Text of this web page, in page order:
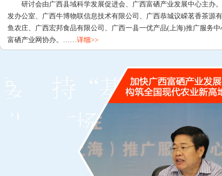
研讨会由广西县域科学发展促进会、广西富硒产业发展中心主办
发办公室、广西牛博物联信息技术有限公司、广西恭城议嵘茗香茶源
鱼农庄、广西宏邦食品有限公司、广西一县一优产品(上海)推广服务
富硒产业网协办。……详细>>